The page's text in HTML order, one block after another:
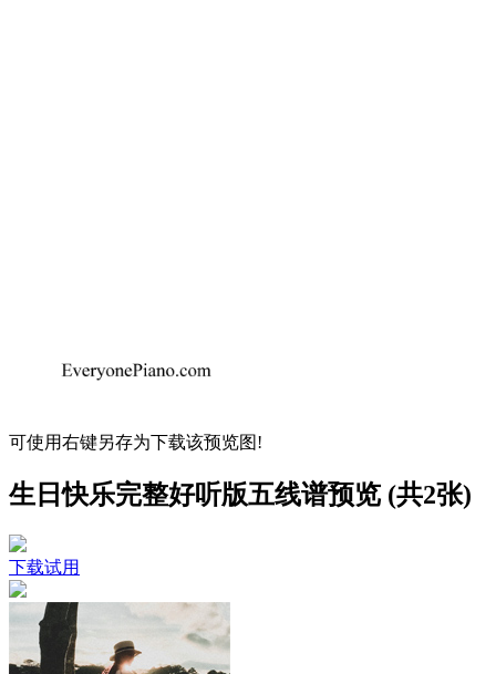
可使用右键另存为下载该预览图!
生日快乐完整好听版五线谱预览 (共2张)
下载试用